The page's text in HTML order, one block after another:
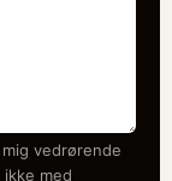
vedrørende
med